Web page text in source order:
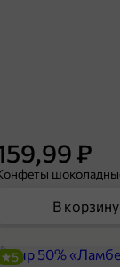
₽
В корзину
5